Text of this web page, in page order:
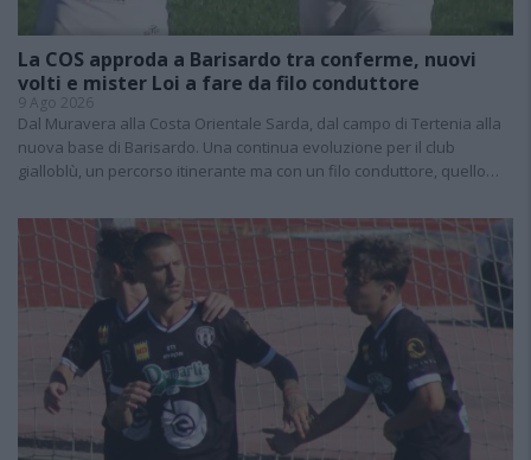
La COS approda a Barisardo tra conferme, nuovi
volti e mister Loi a fare da filo conduttore
9 Ago 2026
Dal Muravera alla Costa Orientale Sarda, dal campo di Tertenia alla
nuova base di Barisardo. Una continua evoluzione per il club
gialloblù, un percorso itinerante ma con un filo conduttore, quello…